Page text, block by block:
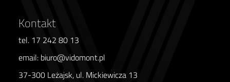
Kontakt
tel. 17 242 80 13
email: biuro@vidomont.pl
37-300 Leżajsk, ul. Mickiewicza 13